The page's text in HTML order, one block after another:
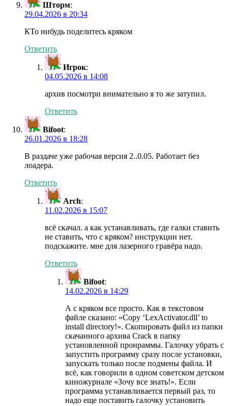
Шторм:
29.04.2026 в 20:34
КТо нибудь поделитесь кряком
Ответить
Игрок:
04.05.2026 в 14:08
архив посмотри внимательно я то же затупил.
Ответить
Bifoot:
26.01.2026 в 18:28
В раздаче уже рабочая версия 2..0.05. Работает без
лоадера.
Ответить
Arch:
11.02.2026 в 15:07
всё скачал. а как устанавливать, где галки ставить
не ставить, что с кряком? инструкции нет.
подскажите. мне для лазерного гравёра надо.
Ответить
Bifoot:
14.02.2026 в 14:29
А с кряком все просто. Как в текстовом
файле сказано: «Copy ‘LexActivator.dll’ to
install directory!». Скопировать файл из папки
скачанного архива Crack в папку
установленной пронраммы. Галочку убрать с
запустить программу сразу после установки,
запускать только после подмены файла. И
всё, как говорили в одном советском детском
киножурнале «Зочу все знать!». Если
программа устанавливается первый раз, то
надо еще поставить галочку установить